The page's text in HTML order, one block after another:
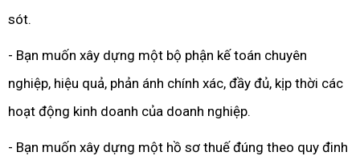
sót.
- Bạn muốn xây dựng một bộ phận kế toán chuyên
nghiệp, hiệu quả, phản ánh chính xác, đầy đủ, kịp thời các
hoạt động kinh doanh của doanh nghiệp.
- Bạn muốn xây dựng một hồ sơ thuế đúng theo quy đinh